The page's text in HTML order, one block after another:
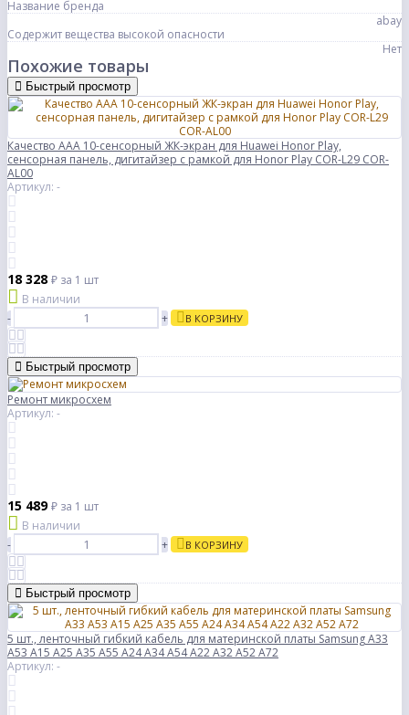
Название бренда
abay
Содержит вещества высокой опасности
Нет
Похожие товары
Быстрый просмотр
Качество AAA 10-сенсорный ЖК-экран для Huawei Honor Play,
сенсорная панель, дигитайзер с рамкой для Honor Play COR-L29 COR-
AL00
Артикул: -
18 328 ₽ за 1 шт
В наличии
-
+ В КОРЗИНУ
Быстрый просмотр
Ремонт микросхем
Артикул: -
15 489₽ за 1 шт
В наличии
-
+ В КОРЗИНУ
Быстрый просмотр
5 шт., ленточный гибкий кабель для материнской платы Samsung A33
A53 A15 A25 A35 A55 A24 A34 A54 A22 A32 A52 A72
Артикул: -